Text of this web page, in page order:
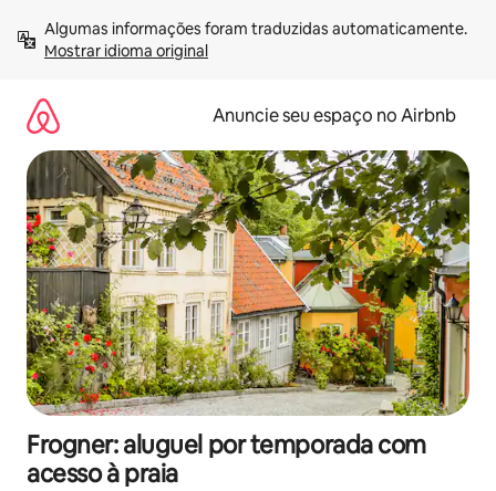
para
Mostrar idioma original
Anuncie seu espaço no Airbnb
Frogner: aluguel por temporada com
acesso à praia